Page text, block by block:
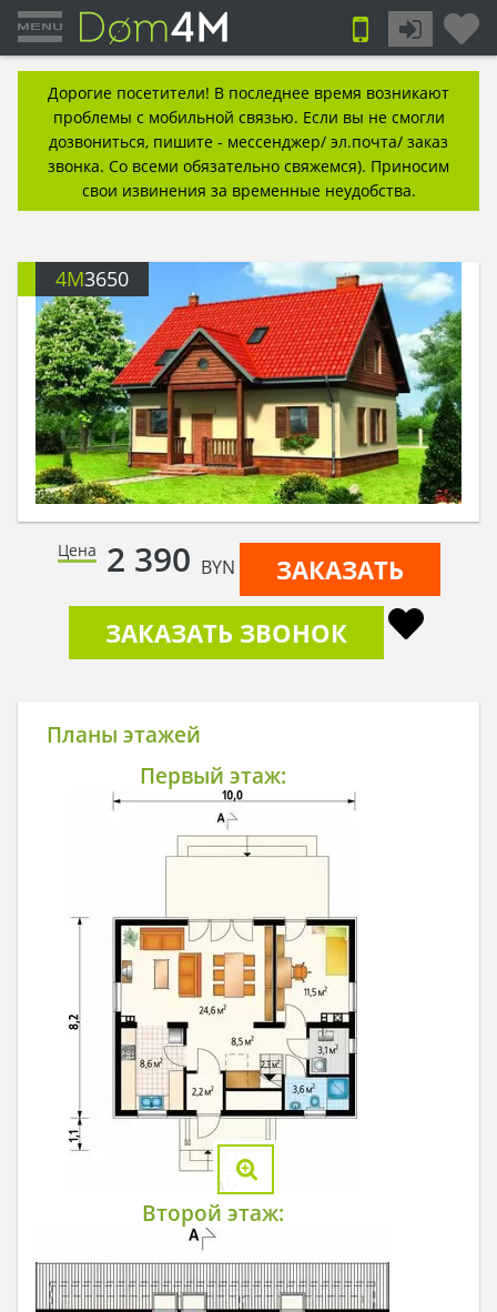
Дорогие посетители! В последнее время возникают
проблемы с мобильной связью. Если вы не смогли
дозвониться, пишите - мессенджер/ эл.почта/ заказ
звонка. Со всеми обязательно свяжемся). Приносим
свои извинения за временные неудобства.
4M3650
Цена 2 390 BYN
ЗАКАЗАТЬ
ЗАКАЗАТЬ ЗВОНОК
Планы этажей
Первый этаж:
Второй этаж: